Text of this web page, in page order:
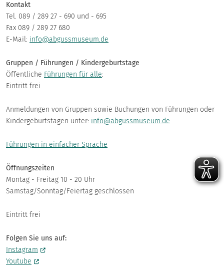
Kontakt
Tel. 089 / 289 27 - 690 und - 695
Fax 089 / 289 27 680
E-Mail: info@abgussmuseum.de
Gruppen / Führungen / Kindergeburtstage
Öffentliche Führungen für alle:
Eintritt frei
Anmeldungen von Gruppen sowie Buchungen von Führungen oder
Kindergeburtstagen unter: info@abgussmuseum.de
Führungen in einfacher Sprache
Öffnungszeiten
Montag - Freitag 10 - 20 Uhr
Samstag/Sonntag/Feiertag geschlossen
Eintritt frei
Folgen Sie uns auf:
Instagram
Youtube